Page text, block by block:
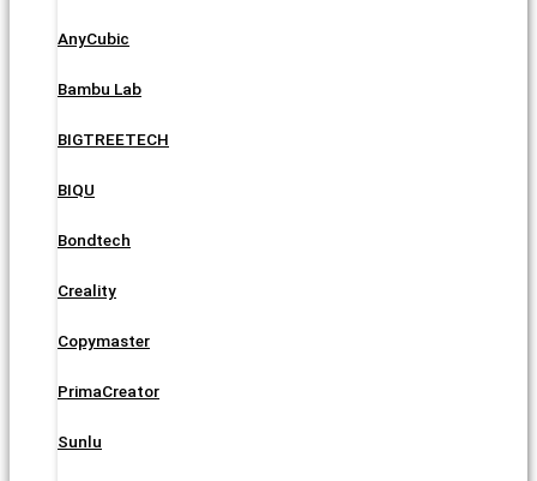
AnyCubic
Bambu Lab
BIGTREETECH
BIQU
Bondtech
Creality
Copymaster
PrimaCreator
Sunlu